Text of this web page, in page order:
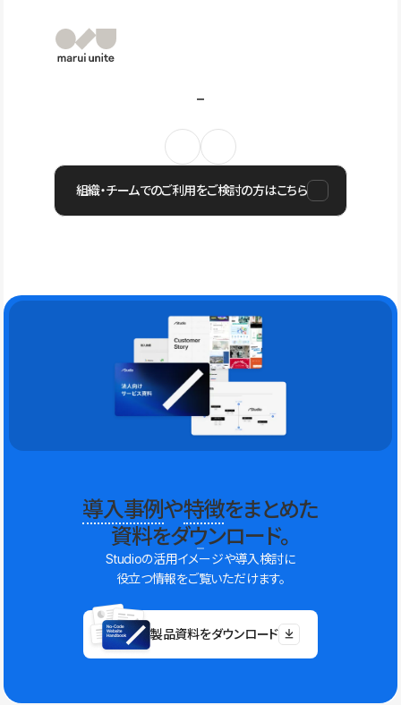
組織・チームでのご利用をご検討の方はこちら
導入事例や特徴をまとめた
資料をダウンロード。
Studioの活用イメージや導入検討に
役立つ情報をご覧いただけます。
製品資料をダウンロード